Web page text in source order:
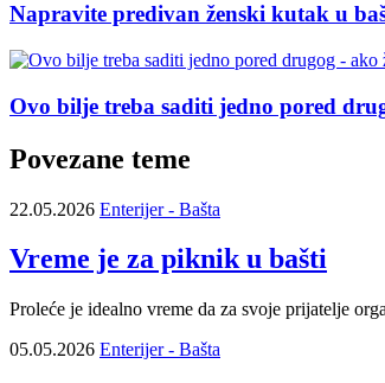
Napravite predivan ženski kutak u
Ovo bilje treba saditi jedno pored
Povezane teme
22.05.2026 Enterijer - Bašta
Vreme je za piknik u bašti
Proleće je idealno vreme da za svoje prijatelje
05.05.2026 Enterijer - Bašta